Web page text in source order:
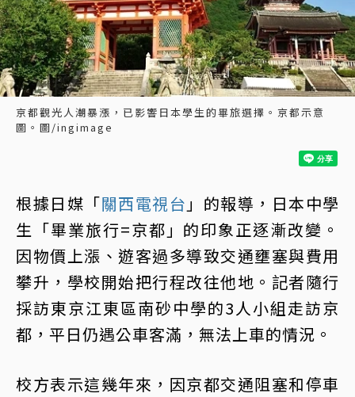
京都觀光人潮暴漲，已影響日本學生的畢旅選擇。京都示意
圖。圖/ingimage
根據日媒「關西電視台 」的報導，日本中學
生「畢業旅行=京都」的印象正逐漸改變。
因物價上漲、遊客過多導致交通壅塞與費用
攀升，學校開始把行程改往他地。記者隨行
採訪東京江東區南砂中學的3人小組走訪京
都，平日仍遇公車客滿，無法上車的情況。
校方表示這幾年來，因京都交通阻塞和停車